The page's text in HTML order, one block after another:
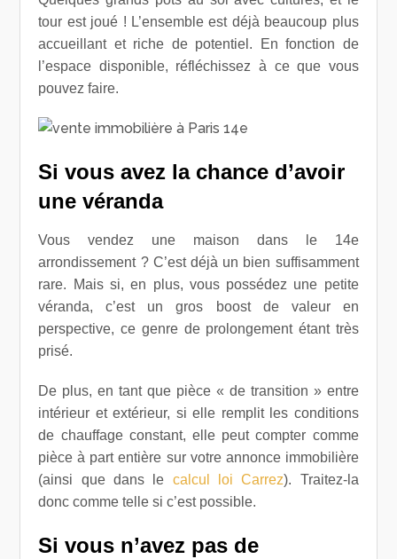
tour est joué ! L’ensemble est déjà beaucoup plus
accueillant et riche de potentiel. En fonction de
l’espace disponible, réfléchissez à ce que vous
pouvez faire.
Si vous avez la chance d’avoir
une véranda
Vous vendez une maison dans le 14e
arrondissement ? C’est déjà un bien suffisamment
rare. Mais si, en plus, vous possédez une petite
véranda, c’est un gros boost de valeur en
perspective, ce genre de prolongement étant très
prisé.
De plus, en tant que pièce « de transition » entre
intérieur et extérieur, si elle remplit les conditions
de chauffage constant, elle peut compter comme
pièce à part entière sur votre annonce immobilière
(ainsi que dans le calcul loi Carrez). Traitez-la
donc comme telle si c’est possible.
Si vous n’avez pas de